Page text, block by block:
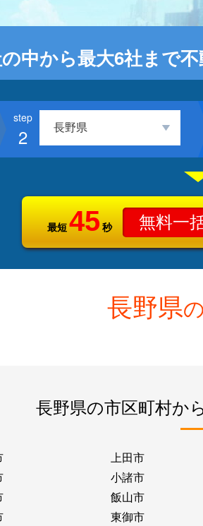
中から最大6社まで
2
最短45 秒 無料一
長野県
長野県の市区町村か
上田市
小諸市
飯山市
東御市